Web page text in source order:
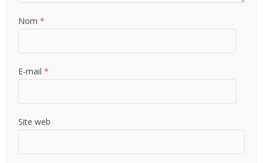
Nom*
E-mail*
Site web